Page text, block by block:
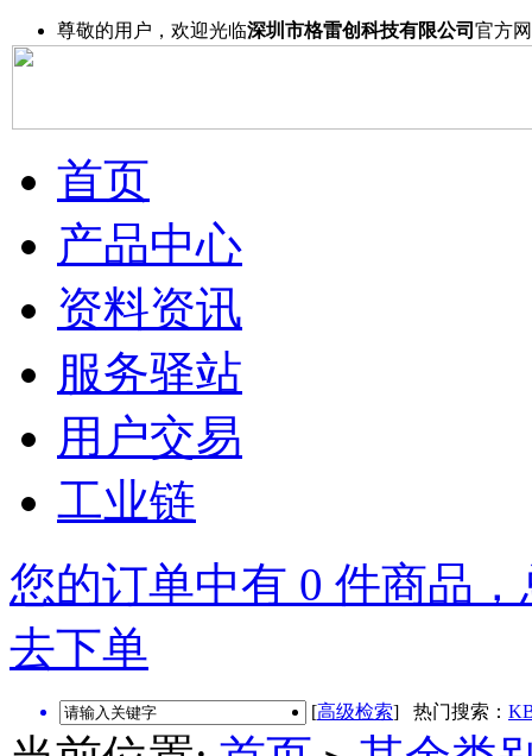
尊敬的用户，欢迎光临深圳市格雷创科技有限公司 官方
首页
产品中心
资料资讯
服务驿站
用户交易
工业链
您的订单中有 0 件商品
去下单
[高级检索] 热门搜索：